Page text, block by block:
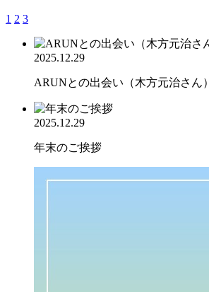
1 2 3
2025.12.29
ARUNとの出会い（木方元治さん）
2025.12.29
年末のご挨拶